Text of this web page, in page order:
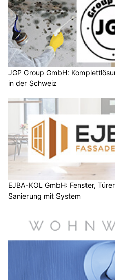
JGP Group GmbH:
in der Schweiz
EJBA-KOL GmbH: Fenster,
Sanierung mit System